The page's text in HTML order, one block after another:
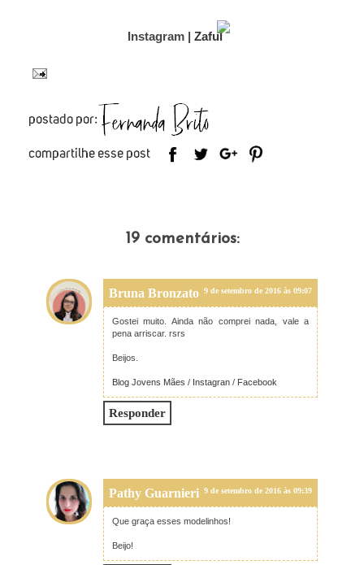
Instagram | Zaful
19 comentários:
Bruna Bronzato 9 de setembro de 2016 às 09:07
Gostei muito. Ainda não comprei nada, vale a
pena arriscar. rsrs
Beijos.
Blog Jovens Mães / Instagran / Facebook
Responder
Pathy Guarnieri 9 de setembro de 2016 às 09:39
Que graça esses modelinhos!
Beijo!